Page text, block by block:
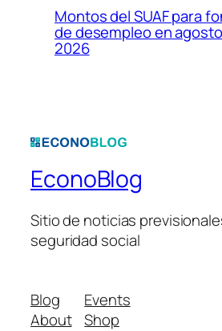
Montos del SUAF para
de desempleo en
2026
EconoBlog
Sitio de noticias
seguridad social
Blog
About
Events
Shop